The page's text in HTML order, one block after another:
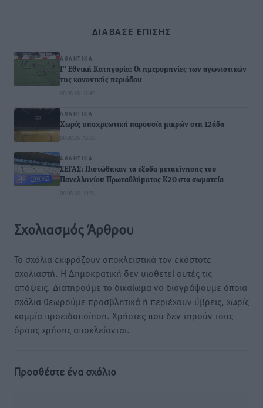
ΔΙΑΒΑΣΕ ΕΠΙΣΗΣ
ΑΘΛΗΤΙΚΆ
Γ’ Εθνική Κατηγορία: Οι ημερομηνίες των αγωνιστικών
της κανονικής περιόδου
08.08.26 · 12:40
ΑΘΛΗΤΙΚΆ
Χωρίς υποχρεωτική παρουσία μικρών στη 12άδα
08.08.26 · 12:00
ΑΘΛΗΤΙΚΆ
ΣΕΓΑΣ: Πιστώθηκαν τα έξοδα μετακίνησης του
Πανελληνίου Πρωταθλήματος Κ20 στα σωματεία
08.08.26 · 10:51
Σχολιασμός Άρθρου
Τα σχόλια εκφράζουν αποκλειστικά τον εκάστοτε
σχολιαστή. Η Δημοκρατική δεν υιοθετεί αυτές τις
απόψεις. Διατηρούμε το δικαίωμα να διαγράψουμε όποια
σχόλια θεωρούμε προσβλητικά ή περιέχουν ύβρεις, χωρίς
καμμία προειδοποίηση. Χρήστες που δεν τηρούν τους
όρους χρήσης αποκλείονται.
Προσθέστε ένα σχόλιο